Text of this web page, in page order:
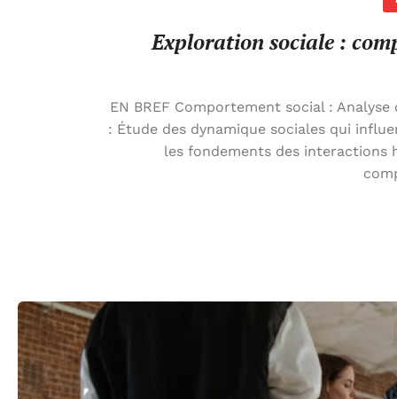
Exploration sociale :
EN BREF Comportement social :
: Étude des dynamique sociales qui
les fondements des interactions